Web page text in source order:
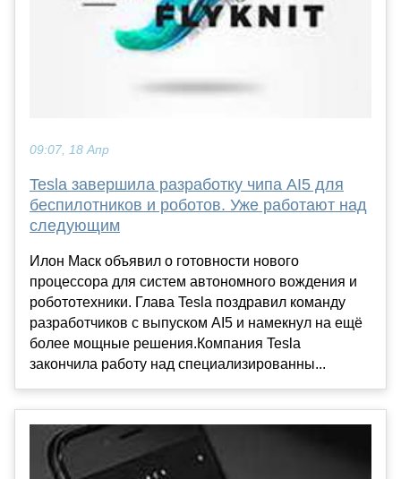
09:07, 18 Апр
Tesla завершила разработку чипа AI5 для
беспилотников и роботов. Уже работают над
следующим
Илон Маск объявил о готовности нового
процессора для систем автономного вождения и
робототехники. Глава Tesla поздравил команду
разработчиков с выпуском AI5 и намекнул на ещё
более мощные решения.Компания Tesla
закончила работу над специализированны...